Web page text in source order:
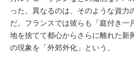
った。異なるのは、そのような資力
だ。フランスでは彼らも「庭付き一
地を捨てて都心からさらに離れた新
の現象を「外郊外化」という。